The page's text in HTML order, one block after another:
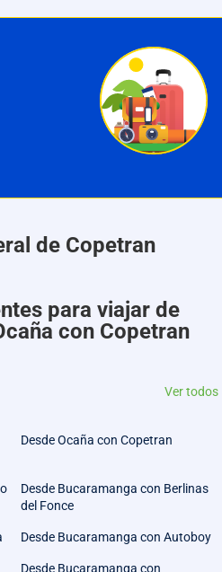
de Copetran
para viajar de
con Copetran
Ver todos
Desde Ocaña con Copetran
Desde Bucaramanga con Berlinas
del Fonce
Desde Bucaramanga con Autoboy
Desde Bucaramanga con